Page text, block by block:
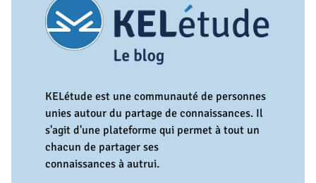
KELétude est une communauté de personnes
unies autour du partage de connaissances. Il
s'agit d'une plateforme qui permet à tout un
chacun de partager ses
connaissances à autrui.